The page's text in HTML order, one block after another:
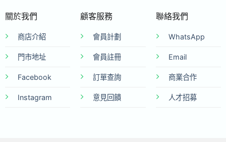
關於我們
商店介紹
門市地址
Facebook
Instagram
顧客服務
會員計劃
會員註冊
訂單查詢
意見回饋
聯絡我們
WhatsApp
Email
商業合作
人才招募